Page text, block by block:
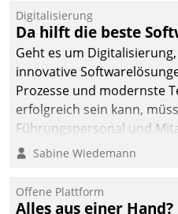
Digitalisierung
Da hilft die beste
Geht es um
innovative
Prozesse und modernste
erfolgreich sein kann,
Führungspersonal und
verändern und
Sabine Wiedemann
Offene Plattform
Alles aus einer Hand?